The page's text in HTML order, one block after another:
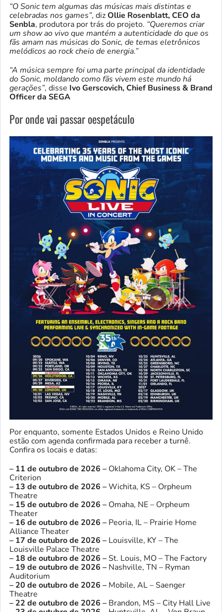
“O Sonic tem algumas das músicas mais distintas e
celebradas nos games”, dizOllie Rosenblatt, CEO da
Senbla, produtora por trás do projeto. “Queremos criar
um show ao vivo que mantém a autenticidade do que os
fãs amam nas músicas do Sonic, de temas eletrônicos
melódicos ao rock cheio de energia.”
“A música sempre foi uma parte principal da identidade
do Sonic, moldando como fãs vivem este mundo há
gerações”, disse Ivo Gerscovich, Chief Business & Brand
Officer da SEGA
Por onde vai passar oespetáculo
Por enquanto, somente Estados Unidos e Reino Unido
estão com agenda confirmada para receber a turnê.
Confira os locais e datas:
– 11 de outubro de 2026 – Oklahoma City, OK – The
Criterion
– 13 de outubro de 2026 –Wichita, KS – Orpheum
Theatre
– 15 de outubro de 2026 – Omaha, NE – Orpheum
Theater
– 16 de outubro de 2026 – Peoria, IL – Prairie Home
Alliance Theater
– 17 de outubro de 2026 – Louisville, KY – The
Louisville Palace Theatre
– 18 de outubro de 2026 –St. Louis, MO – The Factory
– 19 de outubro de 2026 – Nashville, TN – Ryman
Auditorium
– 20 de outubro de 2026 – Mobile, AL – Saenger
Theatre
– 22 de outubro de 2026 – Brandon, MS – City Hall Live